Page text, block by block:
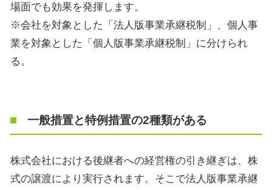
場面でも効果を発揮します。
※会社を対象とした「法人版事業承継税制」、個人事
業を対象とした「個人版事業承継税制」に分けられ
る。
一般措置と特例措置の2種類がある
株式会社における後継者への経営権の引き継ぎは、株
式の譲渡により実行されます。そこで法人版事業承継